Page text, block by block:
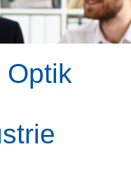
Optik